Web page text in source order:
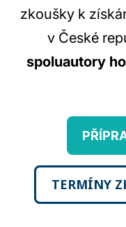
zkoušky k
v České
spoluautory
TERMÍNY